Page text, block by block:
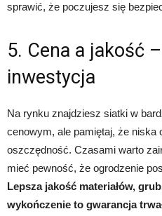
sprawić, że poczujesz się
5. Cena a jakość
inwestycja
Na rynku znajdziesz siatki w
cenowym, ale pamiętaj, że niska
oszczędność. Czasami warto
mieć pewność, że ogrodzenie
Lepsza jakość materiałów,
wykończenie to gwarancja